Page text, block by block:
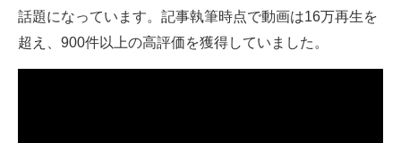
スマホと通信の最新トレンド
進化するPCとデバイスの未来
話題になっています。記事執筆時点で動画は16万再生を
超え、900件以上の高評価を獲得していました。